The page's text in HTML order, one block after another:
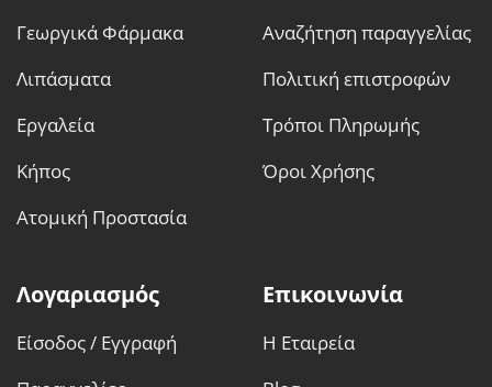
Γεωργικά Φάρμακα
Λιπάσματα
Εργαλεία
Κήπος
Ατομική Προστασία
Αναζήτηση παραγγελίας
Πολιτική επιστροφών
Τρόποι Πληρωμής
Όροι Χρήσης
Λογαριασμός
Είσοδος / Εγγραφή
Επικοινωνία
Η Εταιρεία